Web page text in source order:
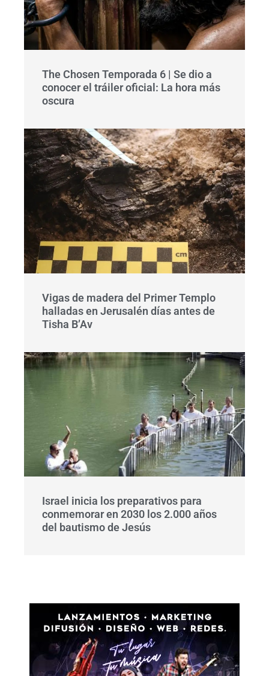
The Chosen Temporada 6 | Se dio a
conocer el tráiler oficial: La hora más
oscura
Vigas de madera del Primer Templo
halladas en Jerusalén días antes de
Tisha B’Av
Israel inicia los preparativos para
conmemorar en 2030 los 2.000 años
del bautismo de Jesús